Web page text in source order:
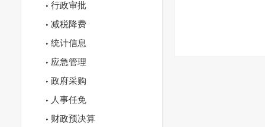
行政审批
减税降费
统计信息
应急管理
政府采购
人事任免
财政预决算